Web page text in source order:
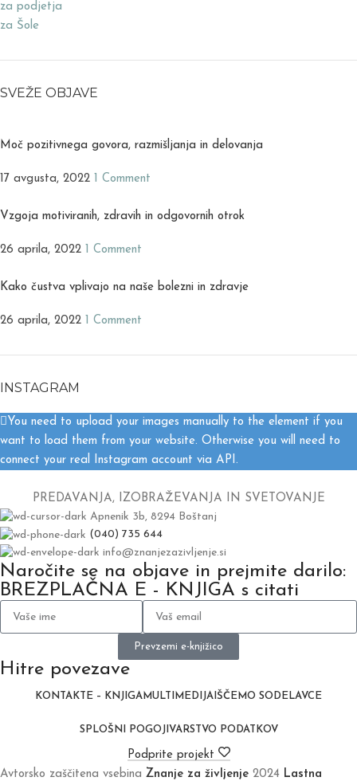
za podjetja
za Šole
SVEŽE OBJAVE
Moč pozitivnega govora, razmišljanja in delovanja
17 avgusta, 2022 1 Comment
Vzgoja motiviranih, zdravih in odgovornih otrok
26 aprila, 2022 1 Comment
Kako čustva vplivajo na naše bolezni in zdravje
26 aprila, 2022 1 Comment
INSTAGRAM
You need to upload your images manually to the element if you
want to load them from your website. Otherwise you will need to
connect your real Instagram account via API.
PREDAVANJA, IZOBRAŽEVANJA IN SVETOVANJE
Apnenik 3b, 8294 Boštanj
(040) 735 644
info@znanjezazivljenje.si
Naročite se na objave in prejmite darilo:
BREZPLAČNA E - KNJIGA s citati
Prevzemi e-knjižico
Hitre povezave
KONTAKT E – KNJIGAMULTIMEDIJA IŠČEMO SODELAVCE
SPLOŠNI POGOJI VARSTVO PODATKOV
Podprite projekt
Avtorsko zaščitena vsebina Znanje za življenje 2024 Lastna